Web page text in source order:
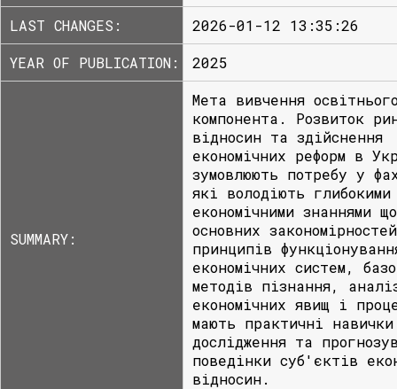
LAST CHANGES:
2026-01-12 13:35:26
YEAR OF PUBLICATION:
2025
SUMMARY:
Мета вивчення
компонента. Розвиток
відносин та здійснення
економічних реформ в
зумовлюють потребу у
які володіють глибокими
економічними знаннями
основних
принципів
економічних систем,
методів пізнання,
економічних явищ і
мають практичні навички
дослідження та
поведінки суб'єктів
відносин.